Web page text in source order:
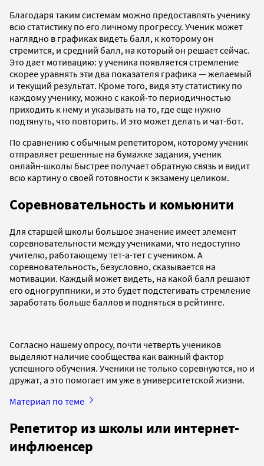
Благодаря таким системам можно предоставлять ученику
всю статистику по его личному прогрессу. Ученик может
наглядно в графиках видеть балл, к которому он
стремится, и средний балл, на который он решает сейчас.
Это дает мотивацию: у ученика появляется стремление
скорее уравнять эти два показателя графика — желаемый
и текущий результат. Кроме того, видя эту статистику по
каждому ученику, можно с какой-то периодичностью
приходить к нему и указывать на то, где еще нужно
подтянуть, что повторить. И это может делать и чат-бот.
По сравнению с обычным репетитором, которому ученик
отправляет решенные на бумажке задания, ученик
онлайн-школы быстрее получает обратную связь и видит
всю картину о своей готовности к экзамену целиком.
Соревновательность и комьюнити
Для старшей школы большое значение имеет элемент
соревновательности между учениками, что недоступно
учителю, работающему тет-а-тет с учеником. А
соревновательность, безусловно, сказывается на
мотивации. Каждый может видеть, на какой балл решают
его одногруппники, и это будет подстегивать стремление
заработать больше баллов и подняться в рейтинге.
Согласно нашему опросу, почти четверть учеников
выделяют наличие сообщества как важный фактор
успешного обучения. Ученики не только соревнуются, но и
дружат, а это помогает им уже в университетской жизни.
Материал по теме
Репетитор из школы или интернет-
инфлюенсер